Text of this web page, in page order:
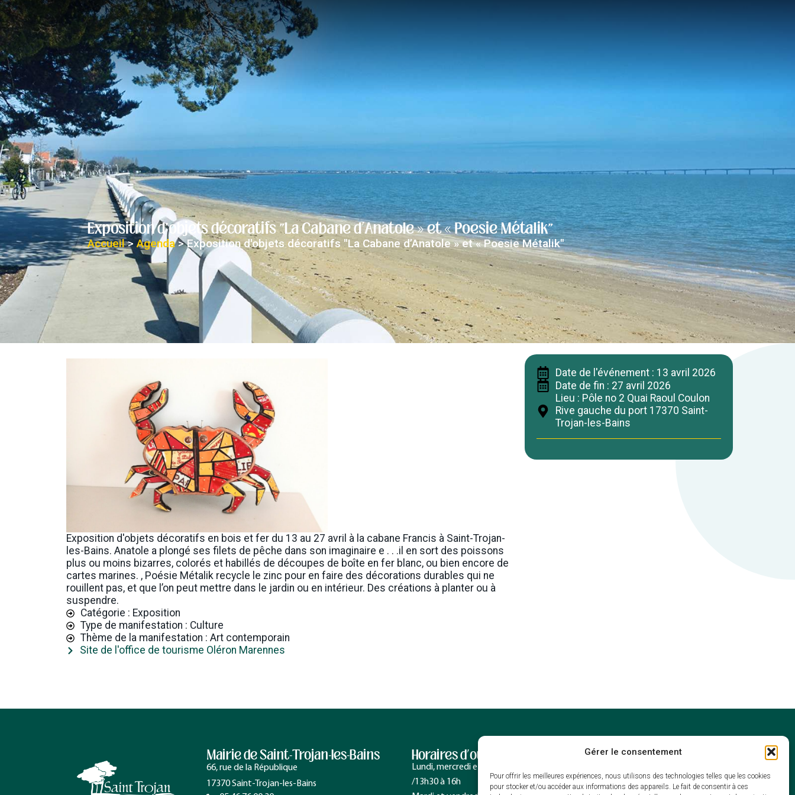
Gérer le consentement
Pour offrir les meilleures expériences, nous utilisons des technologies telles que les cookies
pour stocker et/ou accéder aux informations des appareils. Le fait de consentir à ces
principal
La mairie
Exposition d'objets décoratifs "La Cabane d’Anatole » et « Poesie Métalik"
Accueil>Agenda>Exposition d'objets décoratifs "La Cabane d’Anatole » et « Poesie Métalik"
Exposition d'objets décoratifs en bois et fer du 13 au 27 avril à la cabane Francis à Saint-Trojan-
les-Bains. Anatole a plongé ses filets de pêche dans son imaginaire e . . .il en sort des poissons
plus ou moins bizarres, colorés et habillés de découpes de boîte en fer blanc, ou bien encore de
cartes marines. , Poésie Métalik recycle le zinc pour en faire des décorations durables qui ne
rouillent pas, et que l’on peut mettre dans le jardin ou en intérieur. Des créations à planter ou à
suspendre.
Catégorie : Exposition
Type de manifestation : Culture
Thème de la manifestation : Art contemporain
Site de l'office de tourisme Oléron Marennes
Date de l'événement : 13 avril 2026
Date de fin : 27 avril 2026
Lieu : Pôle no 2 Quai Raoul Coulon
Rive gauche du port 17370 Saint-
Trojan-les-Bains
Mairie de Saint-Trojan-les-Bains
66, rue de la République
17370 Saint-Trojan-les-Bains
Horaires d’ouverture
Lundi, mercredi et jeudi : 9h à 12h30
/13h30 à 16h